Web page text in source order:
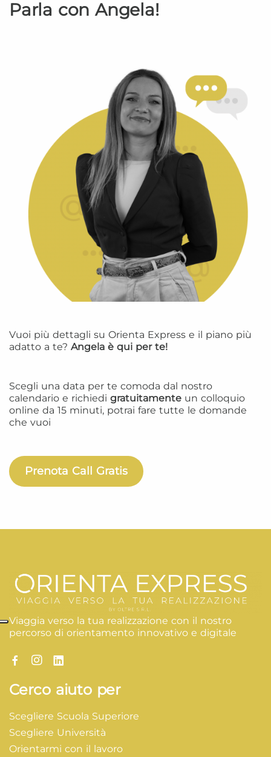
Parla con Angela!
Vuoi più dettagli su Orienta Express e il piano più
adatto a te? Angela è qui per te!
Scegli una data per te comoda dal nostro
calendario e richiedi gratuitamente un colloquio
online da 15 minuti, potrai fare tutte le domande
che vuoi
Prenota Call Gratis
Viaggia verso la tua realizzazione con il nostro
percorso di orientamento innovativo e digitale
Cerco aiuto per
Scegliere Scuola Superiore
Scegliere Università
Orientarmi con il lavoro